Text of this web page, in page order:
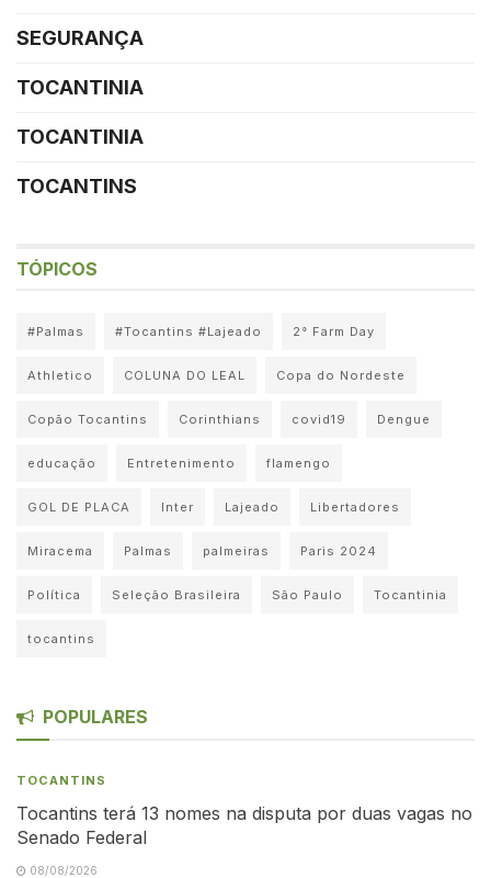
SEGURANÇA
TOCANTINIA
TOCANTINIA
TOCANTINS
TÓPICOS
#Palmas #Tocantins #Lajeado 2° Farm Day
Athletico COLUNA DO LEAL Copa do Nordeste
Copão Tocantins Corinthians covid19 Dengue
educação Entretenimento flamengo
GOL DE PLACA Inter Lajeado Libertadores
Miracema Palmas palmeiras Paris 2024
Política Seleção Brasileira São Paulo Tocantinia
tocantins
POPULARES
TOCANTINS
Tocantins terá 13 nomes na disputa por duas vagas no
Senado Federal
08/08/2026